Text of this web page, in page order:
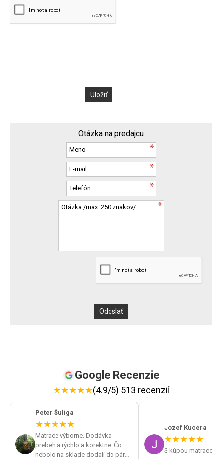
Otázka na predajcu
Google Recenzie
★★★★★(4.9/5) 513 recenzií
Peter Šuliga
★★★★★
Matrace výborne. Dodávka
prebehla rýchlo a korektne. Čo
nebolo na sklade dodali do pár
Jozef Kucera
★★★★★
S kúpou matracov